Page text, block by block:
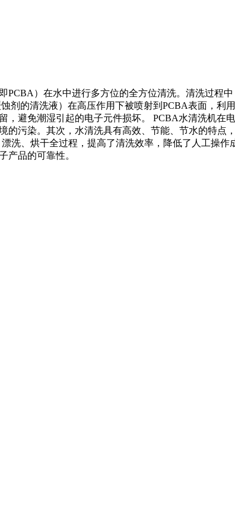
）在水中进行多方位的全方位清洗。清洗过程
剂的清洗液）在高压作用下被喷射到PCBA表面，利
避免潮湿引起的电子元件损坏。 PCBA水清洗机在
污染。其次，水清洗具有高效、节能、节水的特点
洗、烘干全过程，提高了清洗效率，降低了人工操作
产品的可靠性。